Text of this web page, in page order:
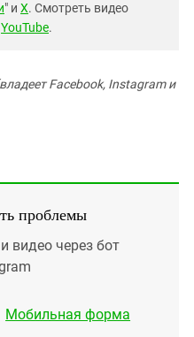
" и X. Смотреть видео
YouTube.
Facebook, Instagram и
проблемы
видео через бот
Мобильная форма